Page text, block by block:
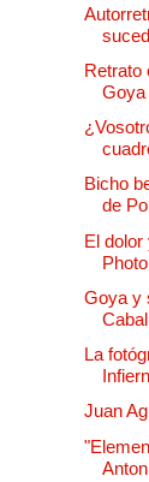
Retrato
Goya
Bicho
de
El dolor
Goya y
La
Juan